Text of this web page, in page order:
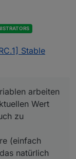
angezapfte
werden
arbeiten und
Wert abziehen,
(einfach durch
klasse
tolle Arbeit!
Stable
arbeiten
Wert
zu
(einfach
natürlich